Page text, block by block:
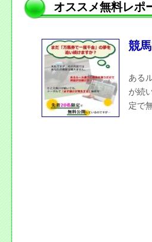
オススメ無料レポ
競
ある
が続
定で